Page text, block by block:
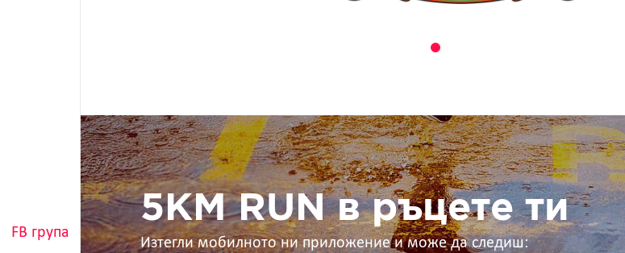
FB група
5KM
RUN
в
ръцете
ти
5KM RUN в ръцете ти
Изтегли мобилното ни приложение и може да следиш: